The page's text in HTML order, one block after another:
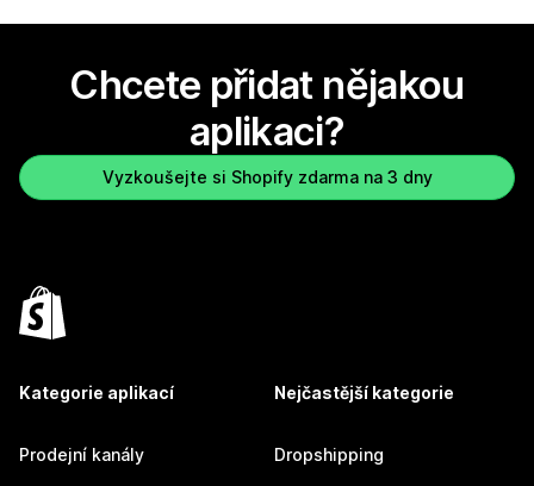
Chcete přidat nějakou
aplikaci?
Vyzkoušejte si Shopify zdarma na 3 dny
Kategorie aplikací
Prodejní kanály
Nejčastější kategorie
Dropshipping